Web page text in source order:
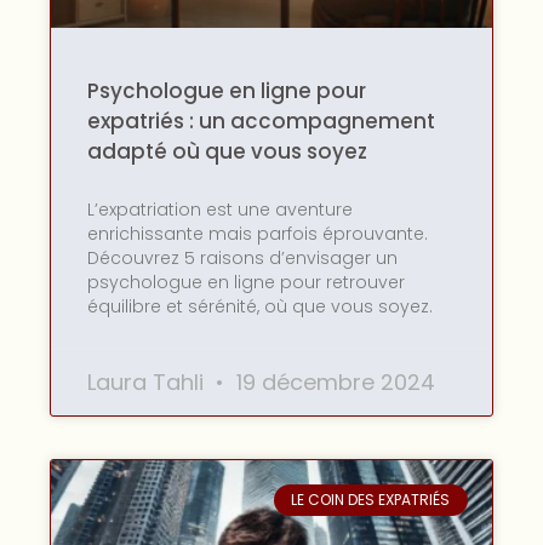
Psychologue en ligne pour
expatriés : un accompagnement
adapté où que vous soyez
L’expatriation est une aventure
enrichissante mais parfois éprouvante.
Découvrez 5 raisons d’envisager un
psychologue en ligne pour retrouver
équilibre et sérénité, où que vous soyez.
Laura Tahli 19 décembre 2024
LE COIN DES EXPATRIÉS